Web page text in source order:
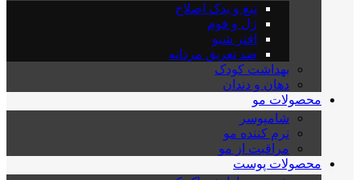
تیغ و یدک اصلاح
ژل و فوم
افتر شیو
ضد تعریق مردانه
بهداشت کودک
دهان و دندان
محصولات مو
شامپوسر
نرم کننده مو
مراقبت از مو
محصولات پوست